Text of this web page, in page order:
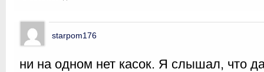
starpom176
ни на одном нет касок. Я слышал, что